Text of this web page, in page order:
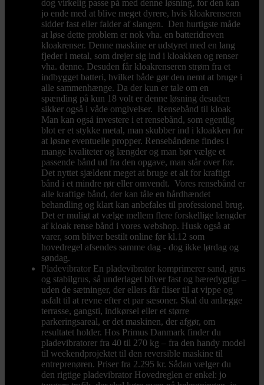
dog virkelig passe på med denne løsning, for den kan
jo ende med at blive meget dyrere, hvis kloakrenseren
sidder fast eller falder af slangen. Den hurtigste måde
at løse dette problem er nok vha. en batteridreven
kloakrenser. Denne maskine er udstyret med en lang
fjeder i metal, som drejer sig ind i kloakken og renser
vha. denne. Desuden får kloakrenseren strøm fra et
indbygget batteri, hvilket både gør den nemt at bruge i
alle sammenhænge. Da der kun er tale om en
spænding på kun 18 volt er denne løsning desuden
sikker også i våde omgivelser. Rensebånd til kloak
Man kan også investere i et rensebånd, som egentlig
blot er et stykke metal, man skubber ind i kloakken for
at løsne eventuelle propper. Rensebåndene findes i
mange kvaliteter og længder og man bør vælge et
passende bånd ud fra den opgave, man står over for.
Det nyttet sjældent meget at bruge et alt for kraftigt
bånd i et mindre rør eller omvendt. Vores rensebånd er
alle kraftige bånd, der kan tåle en hårdhændet
behandling og klart kan anbefales til professionel brug.
Det er muligt at vælge mellem flere forskellige længder
af kloak rense bånd i vores webshop. Husk også at
varer, som bliver bestilt online før kl.12 som
hovedregel afsendes samme dag - dog ikke lørdag og
søndag.
Pladevibrator En pladevibrator komprimerer sand, grus
og stabilgrus, så underlaget bliver fast og bæredygtigt –
uden de sætninger, der ellers får fliser til at vippe og
asfalt til at revne efter et par sæsoner. Skal du anlægge
terrasse, gangsti, indkørsel eller et større
parkeringsareal, er det maskinen, der afgør, om
resultatet holder. Hos Primus Danmark finder du
pladevibratorer fra 40 til 270 kg – fra den handy model
til weekendprojektet til den reversible maskine til
entreprenøren. Priser fra 2.295 kr. Sådan vælger du
den rigtige pladevibrator Hovedreglen er enkel: jo